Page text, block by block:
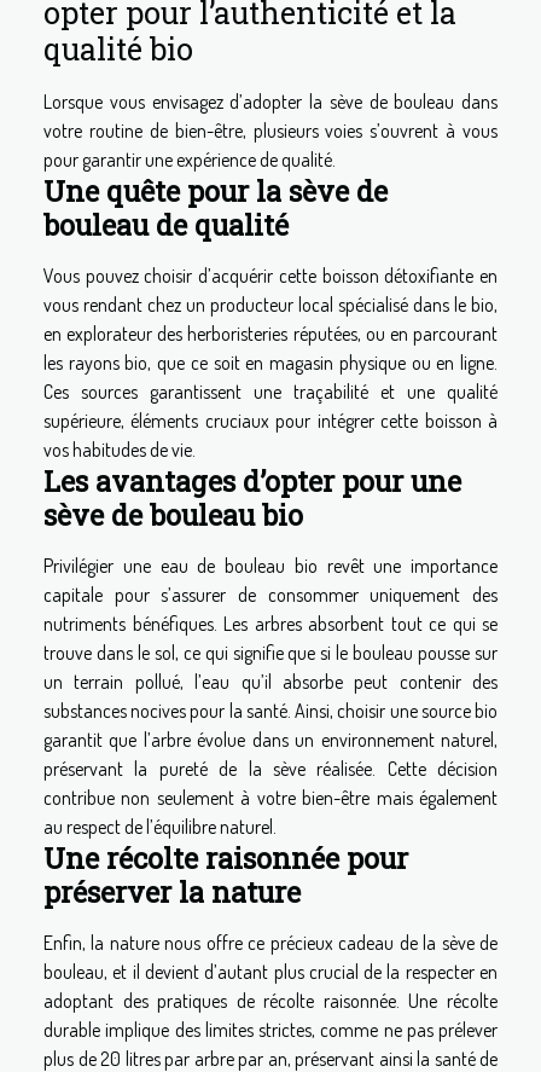
opter pour l’authenticité et la
qualité bio
Lorsque vous envisagez d’adopter la sève de bouleau dans
votre routine de bien-être, plusieurs voies s’ouvrent à vous
pour garantir une expérience de qualité.
Une quête pour la sève de
bouleau de qualité
Vous pouvez choisir d’acquérir cette boisson détoxifiante en
vous rendant chez un producteur local spécialisé dans le bio,
en explorateur des herboristeries réputées, ou en parcourant
les rayons bio, que ce soit en magasin physique ou en ligne.
Ces sources garantissent une traçabilité et une qualité
supérieure, éléments cruciaux pour intégrer cette boisson à
vos habitudes de vie.
Les avantages d’opter pour une
sève de bouleau bio
Privilégier une eau de bouleau bio revêt une importance
capitale pour s’assurer de consommer uniquement des
nutriments bénéfiques. Les arbres absorbent tout ce qui se
trouve dans le sol, ce qui signifie que si le bouleau pousse sur
un terrain pollué, l’eau qu’il absorbe peut contenir des
substances nocives pour la santé. Ainsi, choisir une source bio
garantit que l’arbre évolue dans un environnement naturel,
préservant la pureté de la sève réalisée. Cette décision
contribue non seulement à votre bien-être mais également
au respect de l’équilibre naturel.
Une récolte raisonnée pour
préserver la nature
Enfin, la nature nous offre ce précieux cadeau de la sève de
bouleau, et il devient d’autant plus crucial de la respecter en
adoptant des pratiques de récolte raisonnée. Une récolte
durable implique des limites strictes, comme ne pas prélever
plus de 20 litres par arbre par an, préservant ainsi la santé de